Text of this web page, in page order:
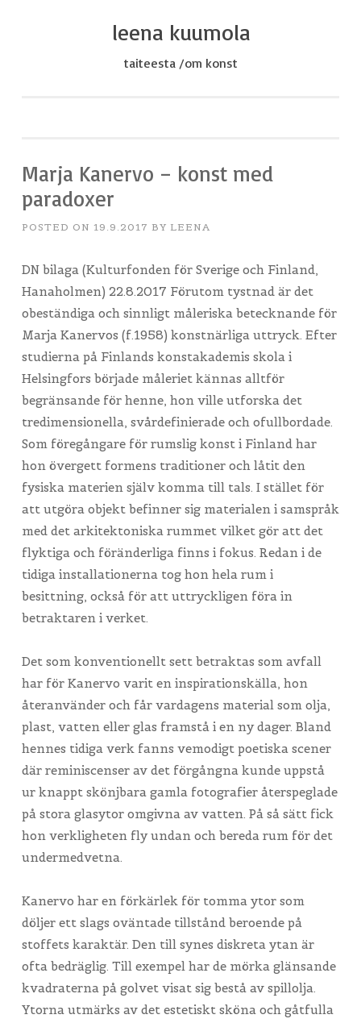
leena kuumola
taiteesta /om konst
Marja Kanervo – konst med
paradoxer
POSTED ON 19.9.2017 BY LEENA
DN bilaga (Kulturfonden för Sverige och Finland,
Hanaholmen) 22.8.2017 Förutom tystnad är det
obeständiga och sinnligt måleriska betecknande för
Marja Kanervos (f.1958) konstnärliga uttryck. Efter
studierna på Finlands konstakademis skola i
Helsingfors började måleriet kännas alltför
begränsande för henne, hon ville utforska det
tredimensionella, svårdefinierade och ofullbordade.
Som föregångare för rumslig konst i Finland har
hon övergett formens traditioner och låtit den
fysiska materien själv komma till tals. I stället för
att utgöra objekt befinner sig materialen i samspråk
med det arkitektoniska rummet vilket gör att det
flyktiga och föränderliga finns i fokus. Redan i de
tidiga installationerna tog hon hela rum i
besittning, också för att uttryckligen föra in
betraktaren i verket.
Det som konventionellt sett betraktas som avfall
har för Kanervo varit en inspirationskälla, hon
återanvänder och får vardagens material som olja,
plast, vatten eller glas framstå i en ny dager. Bland
hennes tidiga verk fanns vemodigt poetiska scener
där reminiscenser av det förgångna kunde uppstå
ur knappt skönjbara gamla fotografier återspeglade
på stora glasytor omgivna av vatten. På så sätt fick
hon verkligheten fly undan och bereda rum för det
undermedvetna.
Kanervo har en förkärlek för tomma ytor som
döljer ett slags oväntade tillstånd beroende på
stoffets karaktär. Den till synes diskreta ytan är
ofta bedräglig. Till exempel har de mörka glänsande
kvadraterna på golvet visat sig bestå av spillolja.
Ytorna utmärks av det estetiskt sköna och gåtfulla